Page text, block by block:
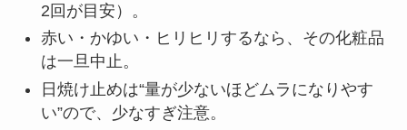
2回が目安）。
赤い・かゆい・ヒリヒリするなら、その化粧品
は一旦中止。
日焼け止めは“量が少ないほどムラになりやす
い”ので、少なすぎ注意。